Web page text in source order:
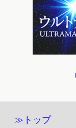
≫トップ